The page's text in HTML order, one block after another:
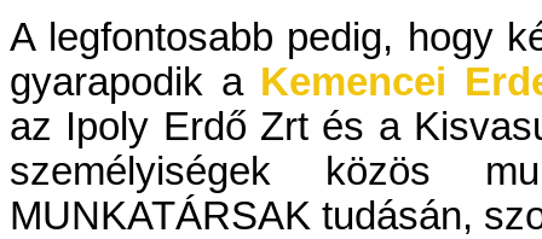
A legfontosabb pedig, hogy
gyarapodik a Kemencei
az Ipoly Erdő Zrt és a
személyiségek közös
MUNKATÁRSAK tudásán,